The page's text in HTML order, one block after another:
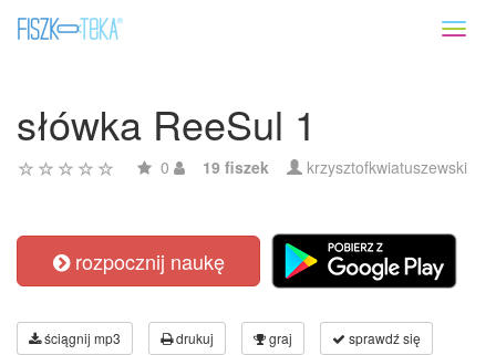
słówka ReeSul 1
0 19 fiszek krzysztofkwiatuszewski
rozpocznij naukę
ściągnij mp3 drukuj graj sprawdź się